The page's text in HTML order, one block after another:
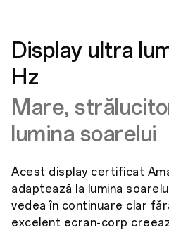
Display ultra
Hz
Mare,
lumina soarelui
Acest display certificat
adaptează la lumina
vedea în continuare clar
excelent ecran-corp